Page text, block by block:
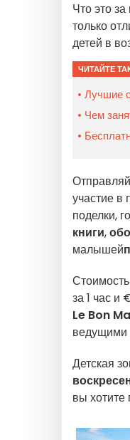
Что это
только
детей в
ЧИТАЙТЕ
Лучшие
Чем
участие в
поделки,
книги,
малышей
за 1 час и
Le Bon
ведущими
Детская
вы хотите